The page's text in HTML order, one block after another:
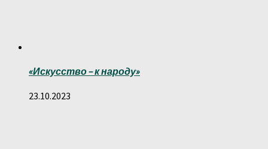
«Искусство – к народу»
23.10.2023